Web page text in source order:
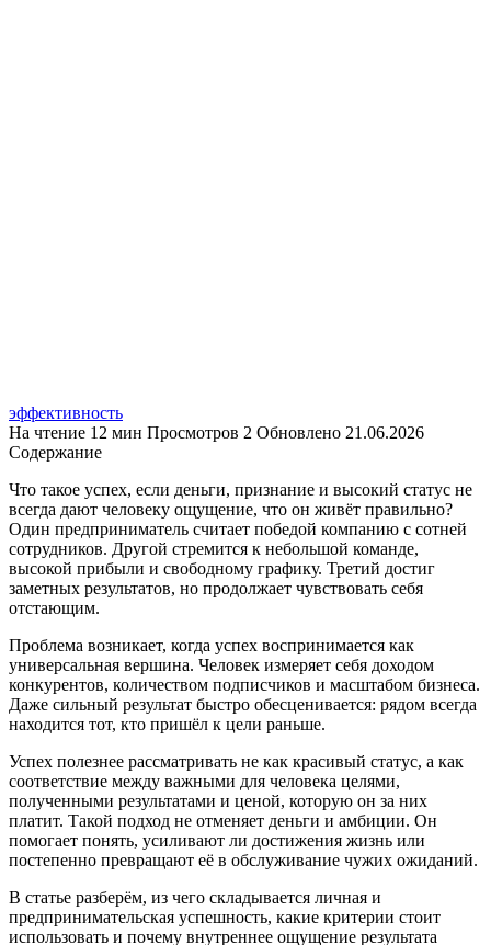
эффективность
На чтение 12 мин Просмотров 2 Обновлено 21.06.2026
Содержание
Что такое успех, если деньги, признание и высокий статус не
всегда дают человеку ощущение, что он живёт правильно?
Один предприниматель считает победой компанию с сотней
сотрудников. Другой стремится к небольшой команде,
высокой прибыли и свободному графику. Третий достиг
заметных результатов, но продолжает чувствовать себя
отстающим.
Проблема возникает, когда успех воспринимается как
универсальная вершина. Человек измеряет себя доходом
конкурентов, количеством подписчиков и масштабом бизнеса.
Даже сильный результат быстро обесценивается: рядом всегда
находится тот, кто пришёл к цели раньше.
Успех полезнее рассматривать не как красивый статус, а как
соответствие между важными для человека целями,
полученными результатами и ценой, которую он за них
платит. Такой подход не отменяет деньги и амбиции. Он
помогает понять, усиливают ли достижения жизнь или
постепенно превращают её в обслуживание чужих ожиданий.
В статье разберём, из чего складывается личная и
предпринимательская успешность, какие критерии стоит
использовать и почему внутреннее ощущение результата